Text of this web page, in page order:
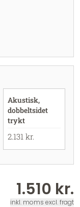
Akustisk,
dobbeltsidet
trykt
2.131 kr.
1.510 kr.
inkl. moms excl. fragt